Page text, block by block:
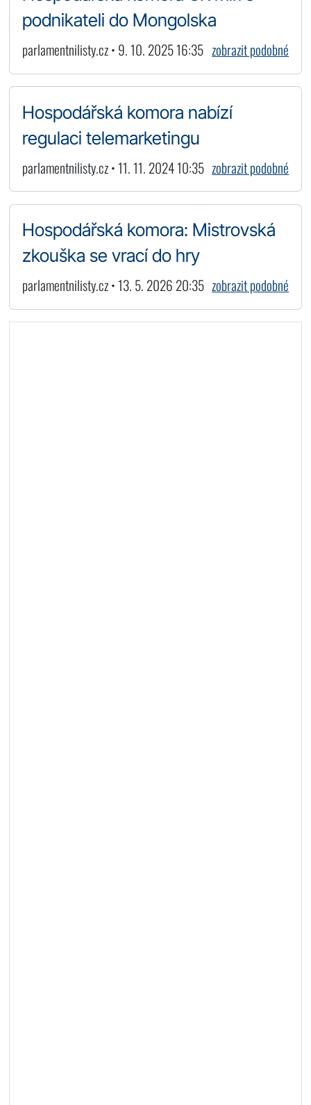
podnikateli do Mongolska
parlamentnilisty.cz • 9. 10. 2025 16:35 zobrazit podobné
Hospodářská komora nabízí
regulaci telemarketingu
parlamentnilisty.cz • 11. 11. 2024 10:35 zobrazit podobné
Hospodářská komora: Mistrovská
zkouška se vrací do hry
parlamentnilisty.cz • 13. 5. 2026 20:35 zobrazit podobné